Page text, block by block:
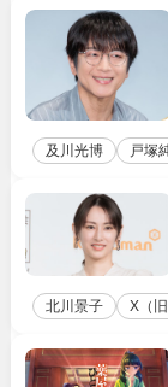
及川光博 戸塚
北川景子 X（